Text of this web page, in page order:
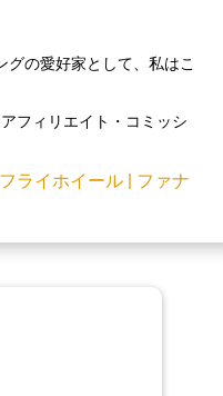
の愛好家として、私はこ
フィリエイト・コミッシ
ライホイール
ファナ